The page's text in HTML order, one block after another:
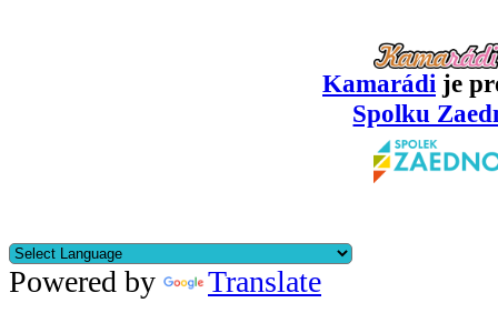
Kamarádi je
Spolku
Powered by Translate